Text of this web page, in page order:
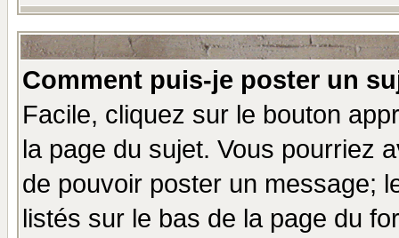
Comment puis-je poster un
Facile, cliquez sur le bouton
la page du sujet. Vous pourriez
de pouvoir poster un message;
listés sur le bas de la page du